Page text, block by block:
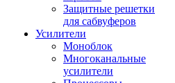
Защитные решетки
для сабвуферов
Усилители
Моноблок
Многоканальные
усилители